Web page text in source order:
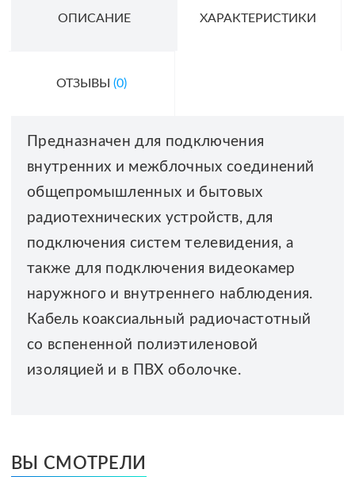
ОПИСАНИЕ ХАРАКТЕРИСТИКИ
ОТЗЫВЫ (0)
Предназначен для подключения
внутренних и межблочных соединений
общепромышленных и бытовых
радиотехнических устройств, для
подключения систем телевидения, а
также для подключения видеокамер
наружного и внутреннего наблюдения.
Кабель коаксиальный радиочастотный
со вспененной полиэтиленовой
изоляцией и в ПВХ оболочке.
ВЫ СМОТРЕЛИ